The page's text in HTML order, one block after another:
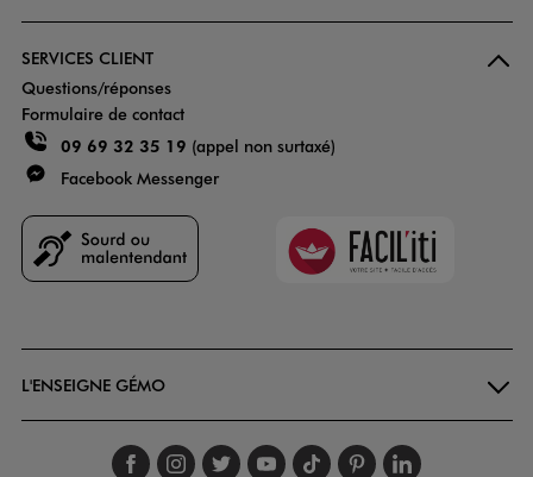
SERVICES CLIENT
Questions/réponses
Formulaire de contact
09 69 32 35 19 (appel non surtaxé)
Facebook Messenger
Faciliti
L'ENSEIGNE GÉMO